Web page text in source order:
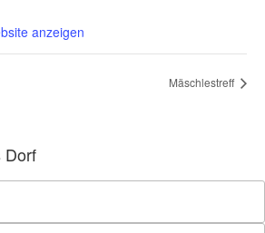
anzeigen
Mäschlestreff
Dorf